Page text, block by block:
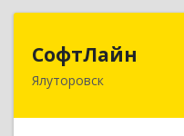
СофтЛайн
Ялуторовск
627010,